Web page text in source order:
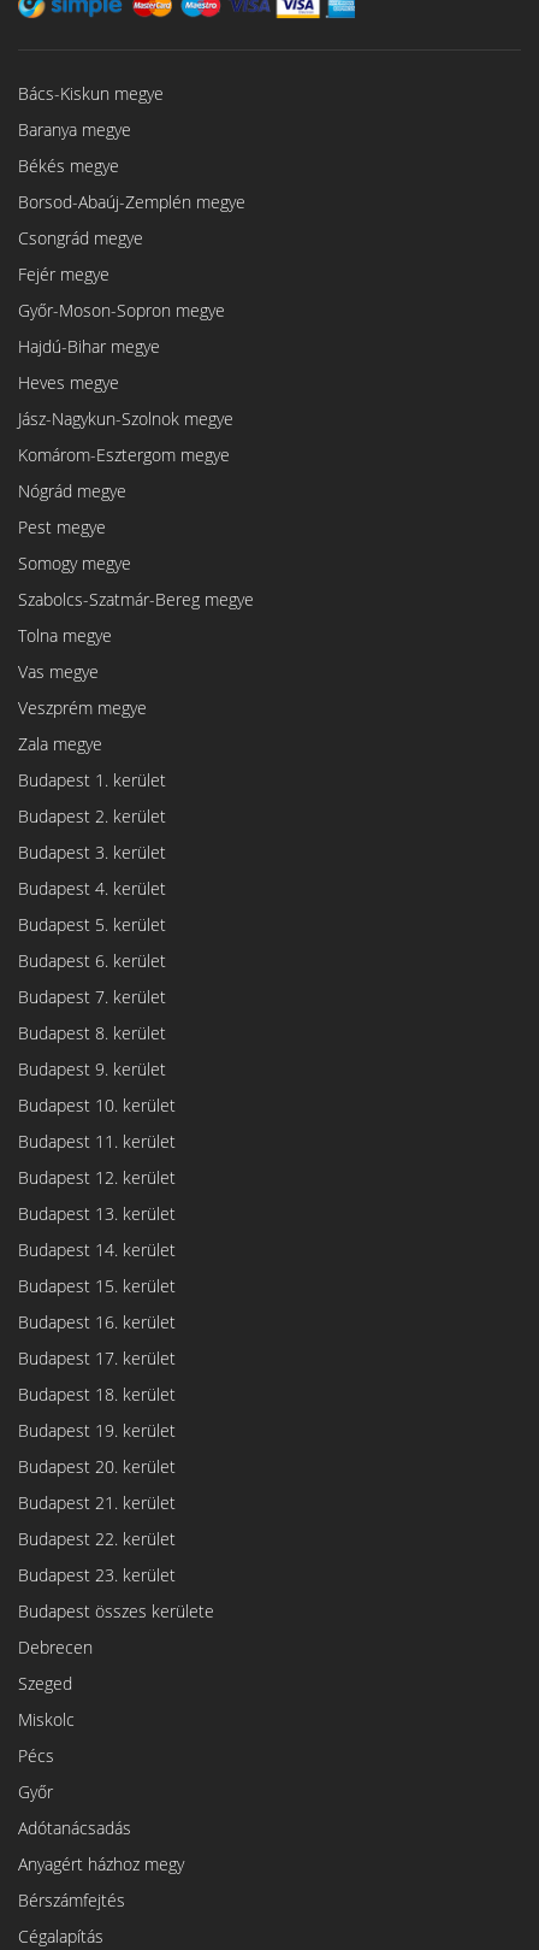
Bács-Kiskun megye
Baranya megye
Békés megye
Borsod-Abaúj-Zemplén megye
Csongrád megye
Fejér megye
Győr-Moson-Sopron megye
Hajdú-Bihar megye
Heves megye
Jász-Nagykun-Szolnok megye
Komárom-Esztergom megye
Nógrád megye
Pest megye
Somogy megye
Szabolcs-Szatmár-Bereg megye
Tolna megye
Vas megye
Veszprém megye
Zala megye
Budapest 1. kerület
Budapest 2. kerület
Budapest 3. kerület
Budapest 4. kerület
Budapest 5. kerület
Budapest 6. kerület
Budapest 7. kerület
Budapest 8. kerület
Budapest 9. kerület
Budapest 10. kerület
Budapest 11. kerület
Budapest 12. kerület
Budapest 13. kerület
Budapest 14. kerület
Budapest 15. kerület
Budapest 16. kerület
Budapest 17. kerület
Budapest 18. kerület
Budapest 19. kerület
Budapest 20. kerület
Budapest 21. kerület
Budapest 22. kerület
Budapest 23. kerület
Budapest összes kerülete
Debrecen
Szeged
Miskolc
Pécs
Győr
Adótanácsadás
Anyagért házhoz megy
Bérszámfejtés
Cégalapítás